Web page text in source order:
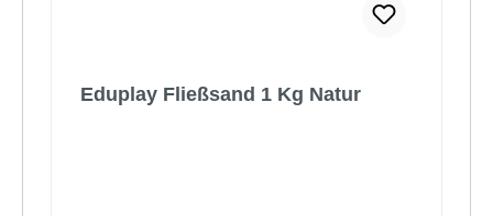
Eduplay Fließsand 1 Kg Natur